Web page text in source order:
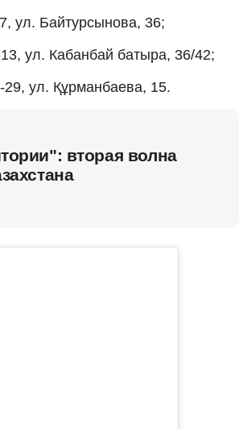
ул. Байтурсынова, 36;
ул. Кабанбай батыра, 36/42;
29, ул. Құрманбаева, 15.
вторая волна